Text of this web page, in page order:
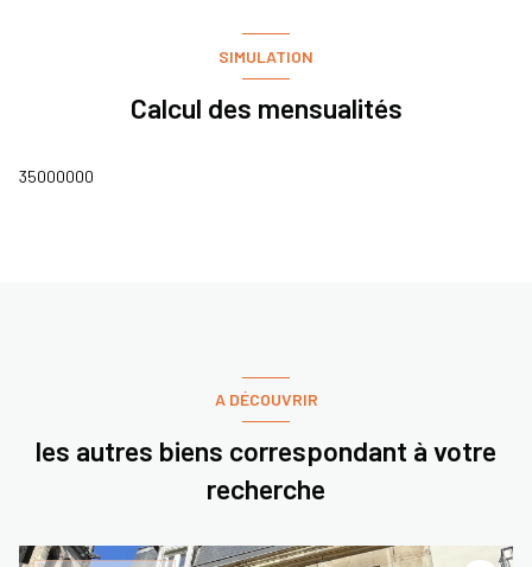
SIMULATION
Calcul des mensualités
35000000
A DÉCOUVRIR
les autres biens correspondant à votre
recherche